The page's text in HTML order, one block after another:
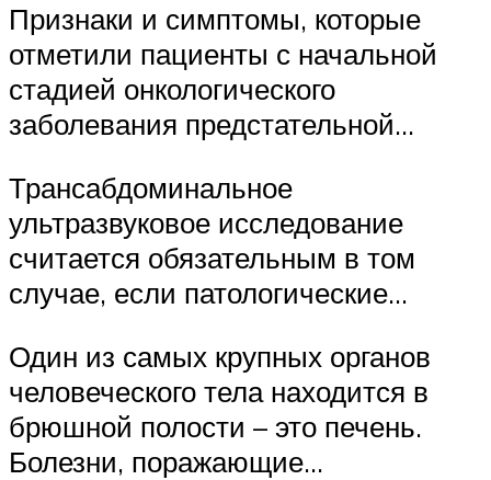
Признаки и симптомы, которые
отметили пациенты с начальной
стадией онкологического
заболевания предстательной…
Трансабдоминальное
ультразвуковое исследование
считается обязательным в том
случае, если патологические…
Один из самых крупных органов
человеческого тела находится в
брюшной полости – это печень.
Болезни, поражающие…